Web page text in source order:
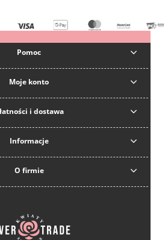
Pomoc
Moje konto
i dostawa
Informacje
O firmie